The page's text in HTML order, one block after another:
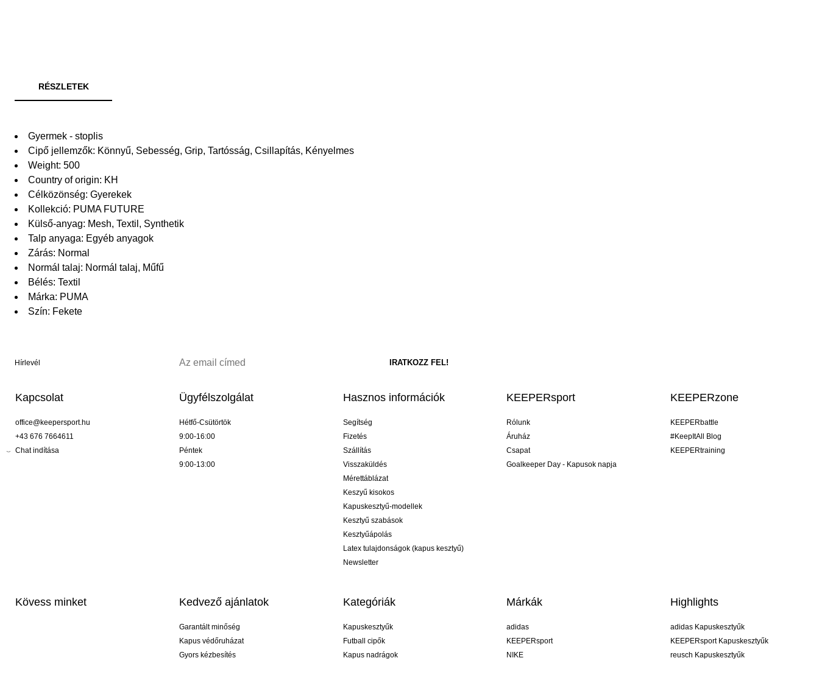
RÉSZLETEK
Gyermek - stoplis
Cipő jellemzők: Könnyű, Sebesség, Grip, Tartósság, Csillapítás, Kényelmes
Weight: 500
Country of origin: KH
Célközönség: Gyerekek
Kollekció: PUMA FUTURE
Külső-anyag: Mesh, Textil, Synthetik
Talp anyaga: Egyéb anyagok
Zárás: Normal
Normál talaj: Normál talaj, Műfű
Bélés: Textil
Márka: PUMA
Szín: Fekete
Hírlevél
Kapcsolat
office@keepersport.hu
+43 676 7664611
Chat indítása
Ügyfélszolgálat
Hétfő-Csütörtök
9:00-16:00
Péntek
9:00-13:00
Hasznos információk
Segítség
Fizetés
Szállítás
Visszaküldés
Mérettáblázat
Keszyű kisokos
Kapuskesztyű-modellek
Kesztyű szabások
Kesztyűápolás
Latex tulajdonságok (kapus kesztyű)
Newsletter
KEEPERsport
Rólunk
Áruház
Csapat
Goalkeeper Day - Kapusok napja
KEEPERzone
KEEPERbattle
#KeepItAll Blog
KEEPERtraining
Kövess minket Kedvező ajánlatok
Garantált minőség
Kapus védőruházat
Gyors kézbesítés
Kategóriák
Kapuskesztyűk
Futball cipők
Kapus nadrágok
Márkák
adidas
KEEPERsport
NIKE
Highlights
adidas Kapuskesztyűk
KEEPERsport Kapuskesztyűk
reusch Kapuskesztyűk